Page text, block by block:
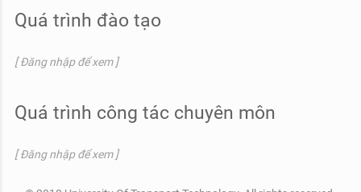
Quá trình đào tạo
[ Đăng nhập để xem ]
Quá trình công tác chuyên môn
[ Đăng nhập để xem ]